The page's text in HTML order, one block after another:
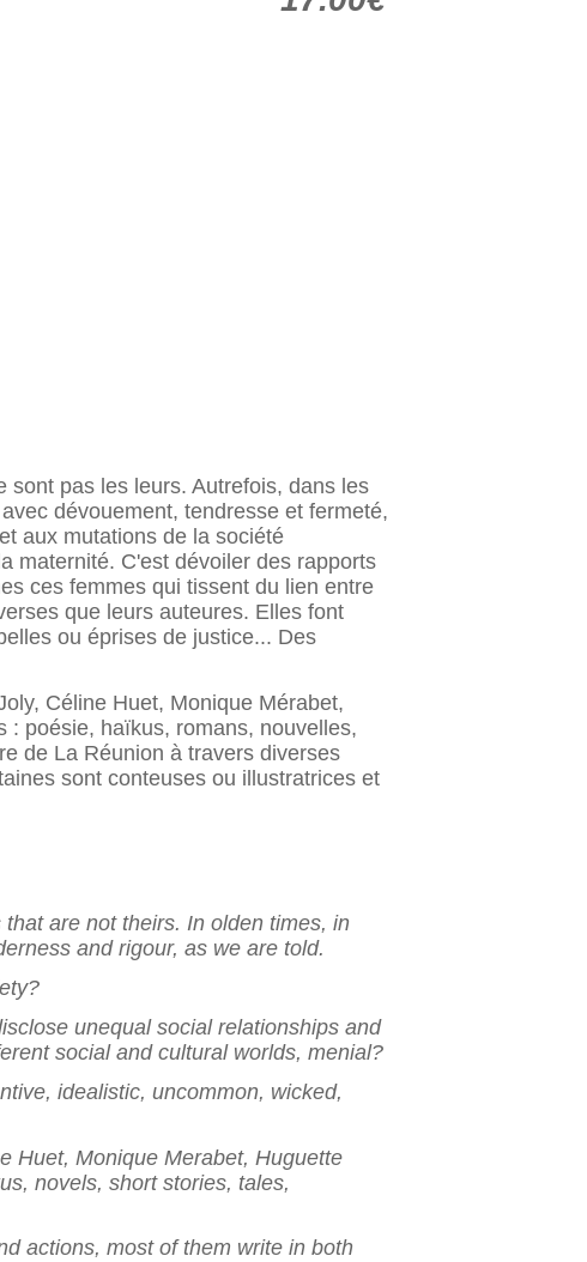
sont pas les leurs. Autrefois, dans les
dévouement, tendresse et fermeté,
aux mutations de la société
maternité. C'est dévoiler des rapports
ces femmes qui tissent du lien entre
que leurs auteures. Elles font
ou éprises de justice... Des
Céline Huet, Monique Mérabet,
: poésie, haïkus, romans, nouvelles,
de La Réunion à travers diverses
sont conteuses ou illustratrices et
are not theirs. In olden times, in
and rigour, as we are told.
unequal social relationships and
social and cultural worlds, menial?
idealistic, uncommon, wicked,
Huet, Monique Merabet, Huguette
novels, short stories, tales,
actions, most of them write in both